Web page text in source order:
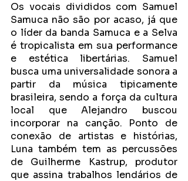
Os vocais divididos com Samuel
Samuca não são por acaso, já que
o líder da banda Samuca e a Selva
é tropicalista em sua performance
e estética libertárias. Samuel
busca uma universalidade sonora a
partir da música tipicamente
brasileira, sendo a força da cultura
local que Alejandro buscou
incorporar na canção. Ponto de
conexão de artistas e histórias,
Luna também tem as percussões
de Guilherme Kastrup, produtor
que assina trabalhos lendários de